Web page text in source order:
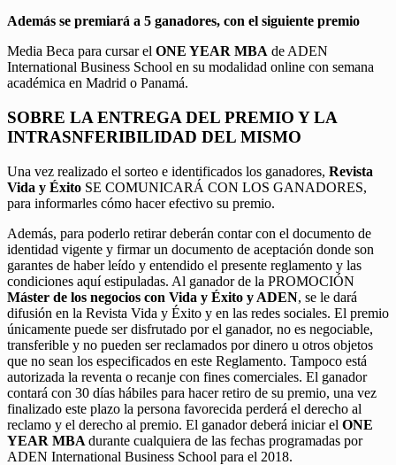
Además se premiará a 5 ganadores, con el siguiente premio
Media Beca para cursar el ONE YEAR MBA de ADEN
International Business School en su modalidad online con semana
académica en Madrid o Panamá.
SOBRE LA ENTREGA DEL PREMIO Y LA
INTRASNFERIBILIDAD DEL MISMO
Una vez realizado el sorteo e identificados los ganadores, Revista
Vida y Éxito SE COMUNICARÁ CON LOS GANADORES,
para informarles cómo hacer efectivo su premio.
Además, para poderlo retirar deberán contar con el documento de
identidad vigente y firmar un documento de aceptación donde son
garantes de haber leído y entendido el presente reglamento y las
condiciones aquí estipuladas. Al ganador de la PROMOCIÓN
Máster de los negocios con Vida y Éxito y ADEN, se le dará
difusión en la Revista Vida y Éxito y en las redes sociales. El premio
únicamente puede ser disfrutado por el ganador, no es negociable,
transferible y no pueden ser reclamados por dinero u otros objetos
que no sean los especificados en este Reglamento. Tampoco está
autorizada la reventa o recanje con fines comerciales. El ganador
contará con 30 días hábiles para hacer retiro de su premio, una vez
finalizado este plazo la persona favorecida perderá el derecho al
reclamo y el derecho al premio. El ganador deberá iniciar el ONE
YEAR MBA durante cualquiera de las fechas programadas por
ADEN International Business School para el 2018.